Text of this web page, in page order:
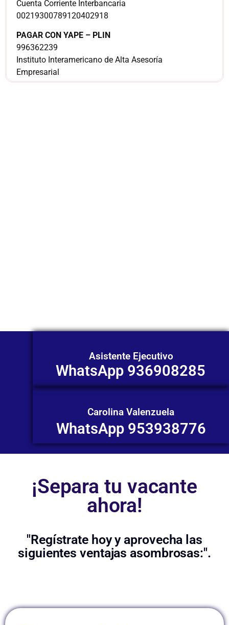
Cuenta Corriente Interbancaria
00219300789120402918
PAGAR CON YAPE – PLIN
996362239
Instituto Interamericano de Alta Asesoría
Empresarial
Asistente Ejecutivo
WhatsApp 936908285
Carolina Valenzuela
WhatsApp 953938776
¡Separa tu vacante
ahora!
"Regístrate hoy y aprovecha las
siguientes ventajas asombrosas:".